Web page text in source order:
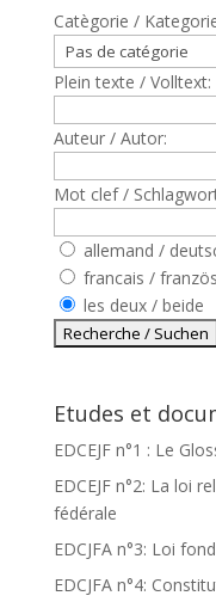
Catègorie /
Plein texte / Volltext:
Auteur / Autor:
Mot clef /
allemand /
francais /
les deux / beide
Etudes et
EDCEJF n°1 : Le
EDCEJF n°2: La loi
fédérale
EDCJFA n°3: Loi
EDCJFA n°4: